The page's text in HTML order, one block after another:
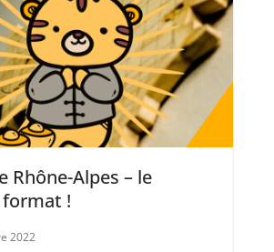
Rhône-Alpes – le
!
2022